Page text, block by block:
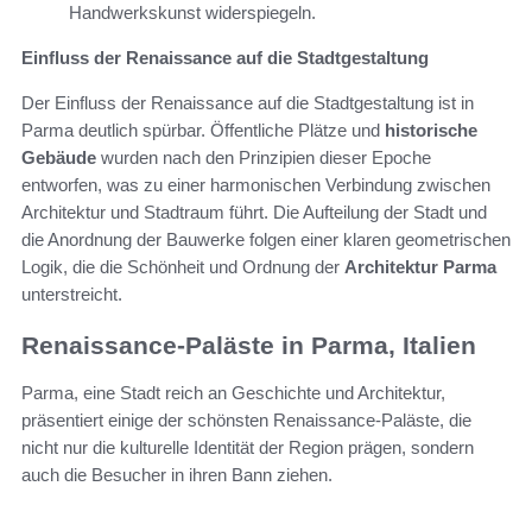
Handwerkskunst widerspiegeln.
Einfluss der Renaissance auf die Stadtgestaltung
Der Einfluss der Renaissance auf die Stadtgestaltung ist in
Parma deutlich spürbar. Öffentliche Plätze und historische
Gebäude wurden nach den Prinzipien dieser Epoche
entworfen, was zu einer harmonischen Verbindung zwischen
Architektur und Stadtraum führt. Die Aufteilung der Stadt und
die Anordnung der Bauwerke folgen einer klaren geometrischen
Logik, die die Schönheit und Ordnung der Architektur Parma
unterstreicht.
Renaissance-Paläste in Parma, Italien
Parma, eine Stadt reich an Geschichte und Architektur,
präsentiert einige der schönsten Renaissance-Paläste, die
nicht nur die kulturelle Identität der Region prägen, sondern
auch die Besucher in ihren Bann ziehen.